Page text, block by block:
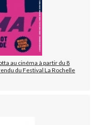
au cinéma à partir du 8
du Festival La Rochelle